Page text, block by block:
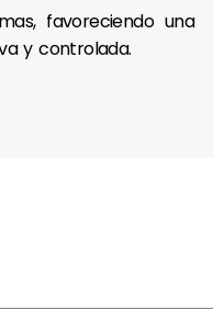
favoreciendo una
y controlada.